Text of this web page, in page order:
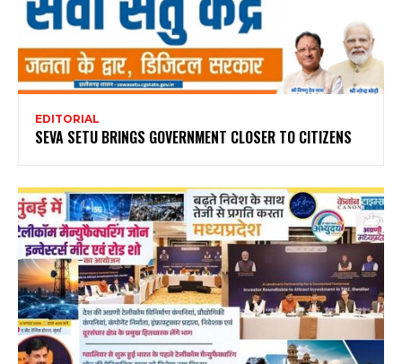
EDITORIAL
SEVA SETU BRINGS GOVERNMENT CLOSER TO CITIZENS